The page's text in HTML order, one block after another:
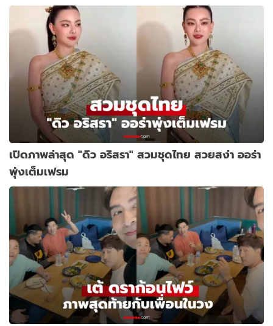
เปิดภาพล่าสุด "ดิว อริสรา" สวมชุดไทย สวยสง่า ออร่า
พุ่งเต็มเฟรม